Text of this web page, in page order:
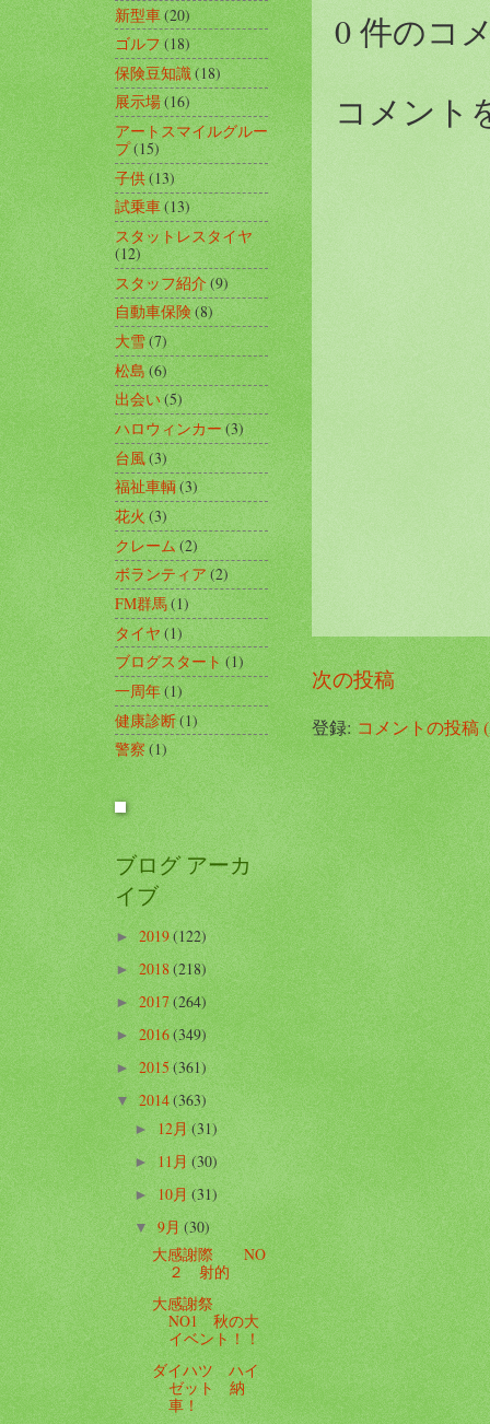
0 件のコ
コメント
次の投稿
登録:コメントの投稿
新型車(20)
ゴルフ(18)
保険豆知識(18)
展示場(16)
アートスマイルグルー
プ(15)
子供(13)
試乗車(13)
スタットレスタイヤ
(12)
スタッフ紹介(9)
自動車保険(8)
大雪(7)
松島 (6)
出会い(5)
ハロウィンカー(3)
台風(3)
福祉車輌 (3)
花火(3)
クレーム(2)
ボランティア(2)
FM群馬(1)
タイヤ(1)
ブログスタート(1)
一周年(1)
健康診断(1)
警察 (1)
ブログ アーカ
イブ
►2019(122)
► 2018(218)
►2017(264)
►2016(349)
►2015(361)
▼2014(363)
► 12月(31)
► 11月(30)
►10月(31)
▼9月(30)
大感謝際 NO
２ 射的
大感謝祭
NO1 秋の大
イベント！！
ダイハツ ハイ
ゼット 納
車！